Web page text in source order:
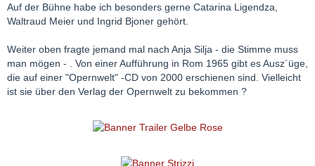
Auf der Bühne habe ich besonders gerne Catarina Ligendza,
Waltraud Meier und Ingrid Bjoner gehört.
Weiter oben fragte jemand mal nach Anja Silja - die Stimme muss
man mögen - . Von einer Aufführung in Rom 1965 gibt es Ausz´üge,
die auf einer "Opernwelt" -CD von 2000 erschienen sind. Vielleicht
ist sie über den Verlag der Opernwelt zu bekommen ?